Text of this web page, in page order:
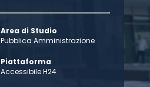
Area di Studio
Pubblica Amministrazione
Piattaforma
Accessibile H24